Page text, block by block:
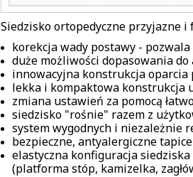
Siedzisko ortopedyczne przyjazne
korekcja wady postawy -
duże możliwości dopasowania
innowacyjna konstrukcja oparcia
lekka i kompaktowa konstrukcja
zmiana ustawień za pomocą
siedzisko "rośnie" razem z
system wygodnych i niezależnie
bezpieczne, antyalergiczne
elastyczna konfiguracja
(platforma stóp, kamizelka,